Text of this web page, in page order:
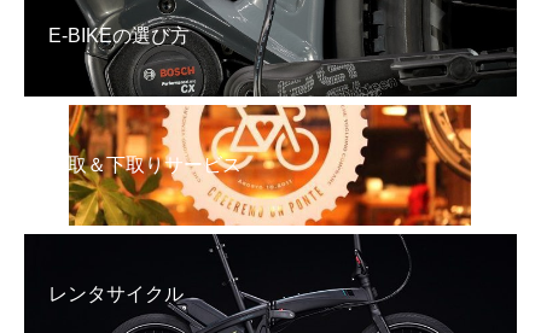
E-BIKEの選び方
買取＆下取りサービス
レンタサイクル